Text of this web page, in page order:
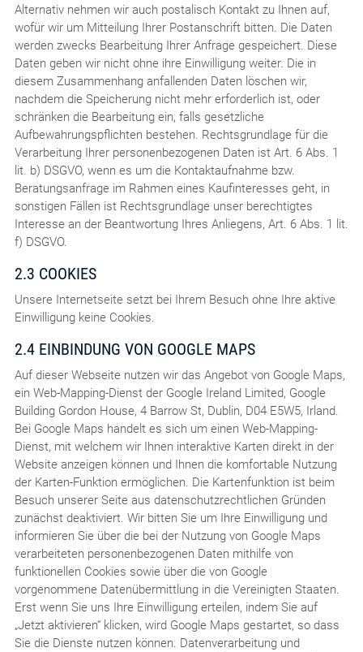
Alternativ nehmen wir auch postalisch Kontakt zu Ihnen auf,
wofür wir um Mitteilung Ihrer Postanschrift bitten. Die Daten
werden zwecks Bearbeitung Ihrer Anfrage gespeichert. Diese
Daten geben wir nicht ohne ihre Einwilligung weiter. Die in
diesem Zusammenhang anfallenden Daten löschen wir,
nachdem die Speicherung nicht mehr erforderlich ist, oder
schränken die Bearbeitung ein, falls gesetzliche
Aufbewahrungspflichten bestehen. Rechtsgrundlage für die
Verarbeitung Ihrer personenbezogenen Daten ist Art. 6 Abs. 1
lit. b) DSGVO, wenn es um die Kontaktaufnahme bzw.
Beratungsanfrage im Rahmen eines Kaufinteresses geht, in
sonstigen Fällen ist Rechtsgrundlage unser berechtigtes
Interesse an der Beantwortung Ihres Anliegens, Art. 6 Abs. 1 lit.
f) DSGVO.
2.3 COOKIES
Unsere Internetseite setzt bei Ihrem Besuch ohne Ihre aktive
Einwilligung keine Cookies.
2.4 EINBINDUNG VON GOOGLE MAPS
Auf dieser Webseite nutzen wir das Angebot von Google Maps,
ein Web-Mapping-Dienst der Google Ireland Limited, Google
Building Gordon House, 4 Barrow St, Dublin, D04 E5W5, Irland.
Bei Google Maps handelt es sich um einen Web-Mapping-
Dienst, mit welchem wir Ihnen interaktive Karten direkt in der
Website anzeigen können und Ihnen die komfortable Nutzung
der Karten-Funktion ermöglichen. Die Kartenfunktion ist beim
Besuch unserer Seite aus datenschutzrechtlichen Gründen
zunächst deaktiviert. Wir bitten Sie um Ihre Einwilligung und
informieren Sie über die bei der Nutzung von Google Maps
verarbeiteten personenbezogenen Daten mithilfe von
funktionellen Cookies sowie über die von Google
vorgenommene Datenübermittlung in die Vereinigten Staaten.
Erst wenn Sie uns Ihre Einwilligung erteilen, indem Sie auf
„Jetzt aktivieren“ klicken, wird Google Maps gestartet, so dass
Sie die Dienste nutzen können. Datenverarbeitung und